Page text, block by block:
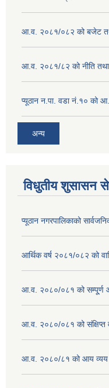
आ.व. २०८१/०८२ को बजेट
आ.व. २०८१/८२ को नीति तथा
प्यूठान न.पा. वडा नं.१० को
अन्य
विधुतीय शुसासन
प्यूठान नगरपालिकाको
आर्थिक वर्ष २०८१/०८२ को
आ.व. २०८०/०८१ को सम्पू्र्ण
आ.व. २०८०/०८१ को संक्षिप्त
आ.व. २०८०/८१ को आय व्यय